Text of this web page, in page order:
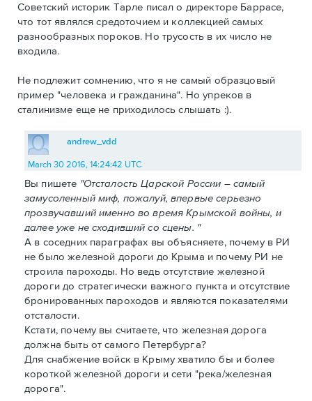
Советский историк Тарле писал о директоре Баррасе,
что тот являлся средоточием и коллекцией самых
разнообразных пороков. Но трусость в их число не
входила.
Не подлежит сомнению, что я не самый образцовый
пример "человека и гражданина". Но упреков в
сталинизме еще не приходилось слышать :).
andrew_vdd
March 30 2016, 14:24:42 UTC
Вы пишете "Отсталость Царской России – самый
замусоленный миф, пожалуй, впервые серьезно
прозвучавший именно во время Крымской войны, и
далее уже не сходивший со сцены. "
А в соседних параграфах вы объясняете, почему в РИ
не было железной дороги до Крыма и почему РИ не
строила пароходы. Но ведь отсутствие железной
дороги до стратегически важного пункта и отсутствие
бронированных пароходов и являются показателями
отсталости.
Кстати, почему вы считаете, что железная дорога
должна быть от самого Петербурга?
Для снабжение войск в Крыму хватило бы и более
короткой железной дороги и сети "река/железная
дорога".